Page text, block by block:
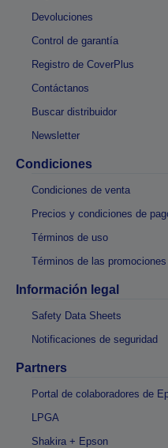
Devoluciones
Control de garantía
Registro de CoverPlus
Contáctanos
Buscar distribuidor
Newsletter
Condiciones
Condiciones de venta
Precios y condiciones de
Términos de uso
Términos de las
Información legal
Safety Data Sheets
Notificaciones de seguridad
Partners
Portal de colaboradores de
LPGA
Shakira + Epson